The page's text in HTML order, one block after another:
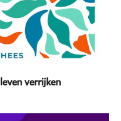
verrijken